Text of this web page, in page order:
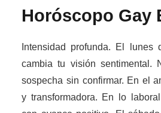
Horóscopo Gay
Intensidad profunda. El lunes
cambia tu visión sentimental.
sospecha sin confirmar. En el
y transformadora. En lo